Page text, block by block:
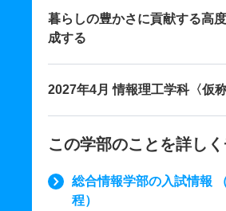
暮らしの豊かさに貢献する高
成する
2027年4月 情報理工学科〈仮
この学部のことを詳し
総合情報学部の入試情報
程）